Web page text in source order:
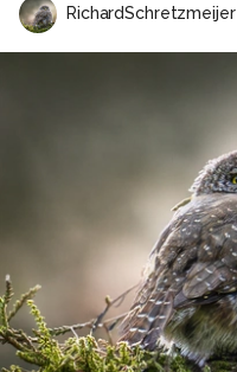
RichardSchretzmeijer